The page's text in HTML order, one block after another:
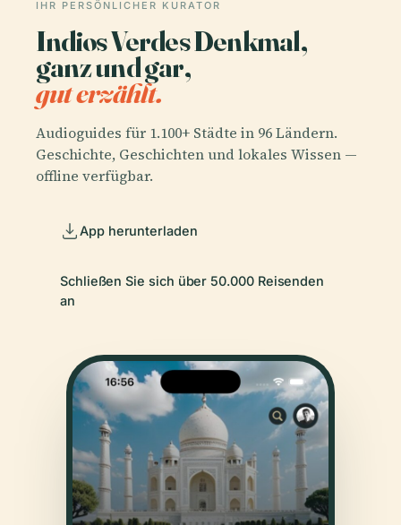
IHR PERSÖNLICHER KURATOR
Indios Verdes Denkmal,
ganz und gar,
gut erzählt.
Audioguides für 1.100+ Städte in 96 Ländern.
Geschichte, Geschichten und lokales Wissen —
offline verfügbar.
App herunterladen
Schließen Sie sich über 50.000 Reisenden
an